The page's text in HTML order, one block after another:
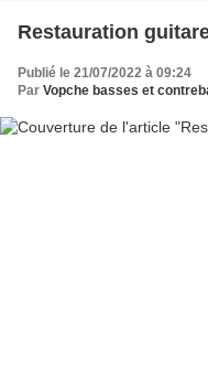
Restauration
Publié le 21/07/2022 à 09:24
Par Vopche basses et